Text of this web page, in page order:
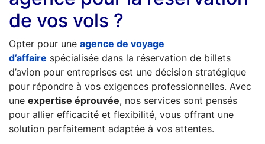
de vos vols ?
Opter pour une agence de voyage
d’affaire spécialisée dans la réservation de billets
d’avion pour entreprises est une décision stratégique
pour répondre à vos exigences professionnelles. Avec
une expertise éprouvée, nos services sont pensés
pour allier efficacité et flexibilité, vous offrant une
solution parfaitement adaptée à vos attentes.